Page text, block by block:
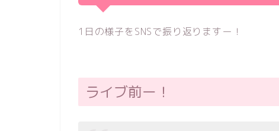
1日の様子をSNSで振り返りますー！
ライブ前ー！